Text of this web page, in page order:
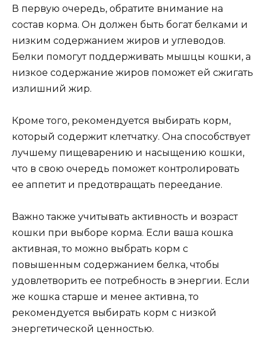
В первую очередь, обратите внимание на
состав корма. Он должен быть богат белками и
низким содержанием жиров и углеводов.
Белки помогут поддерживать мышцы кошки, а
низкое содержание жиров поможет ей сжигать
излишний жир.
Кроме того, рекомендуется выбирать корм,
который содержит клетчатку. Она способствует
лучшему пищеварению и насыщению кошки,
что в свою очередь поможет контролировать
ее аппетит и предотвращать переедание.
Важно также учитывать активность и возраст
кошки при выборе корма. Если ваша кошка
активная, то можно выбрать корм с
повышенным содержанием белка, чтобы
удовлетворить ее потребность в энергии. Если
же кошка старше и менее активна, то
рекомендуется выбирать корм с низкой
энергетической ценностью.